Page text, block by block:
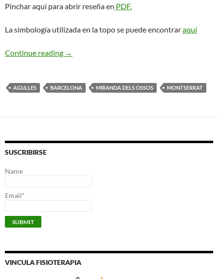
Pinchar aquí para abrir reseña en PDF.
La simbología utilizada en la topo se puede encontraraquí
Continue reading Gironella + Lusilla. Miranda dels Ossos
→
AGULLES BARCELONA MIRANDA DELS OSSOS MONTSERRAT
SUSCRIBIRSE
Name
Email*
VINCULA FISIOTERAPIA